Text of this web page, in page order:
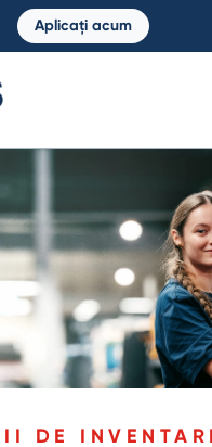
Aplicați acum
DE